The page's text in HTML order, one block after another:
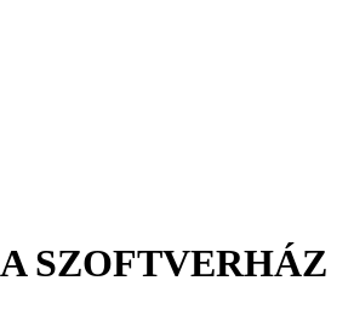
SZOFTVERHÁZ